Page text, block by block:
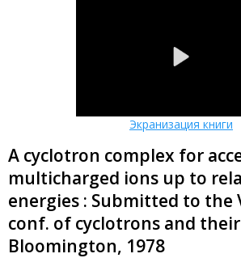
Экранизация книги
A cyclotron complex for
multicharged ions up to
energies : Submitted to the
conf. of cyclotrons and
Bloomington, 1978